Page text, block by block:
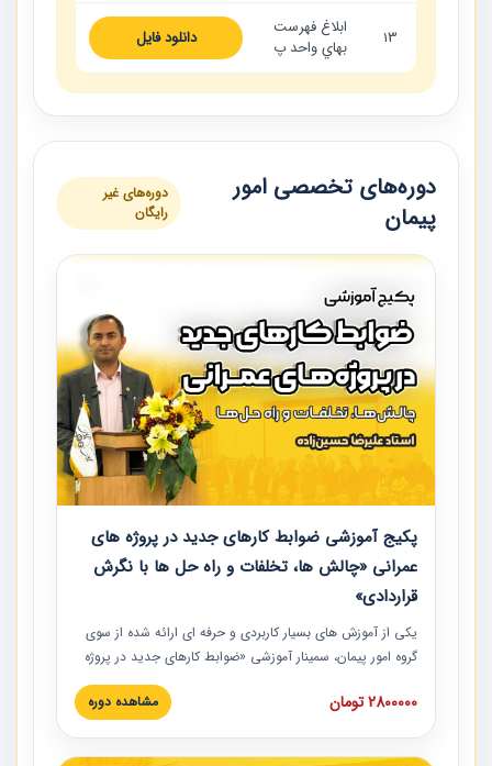
13
ابلاغ فهرست
بهاي واحد پ
دانلود فایل
دوره‌های تخصصی امور
پیمان
دوره‌های غیر
رایگان
پکیج آموزشی ضوابط کارهای جدید در پروژه های
عمرانی «چالش ها، تخلفات و راه حل ها با نگرش
قراردادی»
یکی از آموزش‏‏‏‏‏‏ های بسیار کاربردی و حرفه‏ ای ارائه شده از سوی
گروه امور پیمان، سمینار آموزشی «ضوابط کارهای جدید در پروژه
های عمرانی» چالش ها، تخلفات و راه حل ها با نگرش قراردادی
است که در محل سندیکای شرکت های ساختمانی کشور ارائه شد.
مدارک پیمان به همراه تجربیات عملی ارائه شده است.
2800000 تومان مشاهده دوره